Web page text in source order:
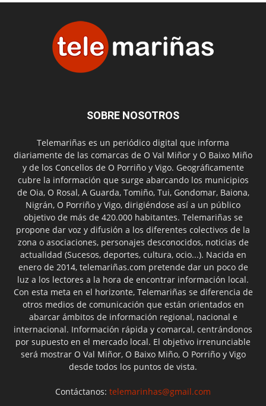
SOBRE NOSOTROS
Telemariñas es un periódico digital que informa
diariamente de las comarcas de O Val Miñor y O Baixo Miño
y de los Concellos de O Porriño y Vigo. Geográficamente
cubre la información que surge abarcando los municipios
de Oia, O Rosal, A Guarda, Tomiño, Tui, Gondomar, Baiona,
Nigrán, O Porriño y Vigo, dirigiéndose así a un público
objetivo de más de 420.000 habitantes. Telemariñas se
propone dar voz y difusión a los diferentes colectivos de la
zona o asociaciones, personajes desconocidos, noticias de
actualidad (Sucesos, deportes, cultura, ocio...). Nacida en
enero de 2014, telemariñas.com pretende dar un poco de
luz a los lectores a la hora de encontrar información local.
Con esta meta en el horizonte, Telemariñas se diferencia de
otros medios de comunicación que están orientados en
abarcar ámbitos de información regional, nacional e
internacional. Información rápida y comarcal, centrándonos
por supuesto en el mercado local. El objetivo irrenunciable
será mostrar O Val Miñor, O Baixo Miño, O Porriño y Vigo
desde todos los puntos de vista.
Contáctanos: telemarinhas@gmail.com